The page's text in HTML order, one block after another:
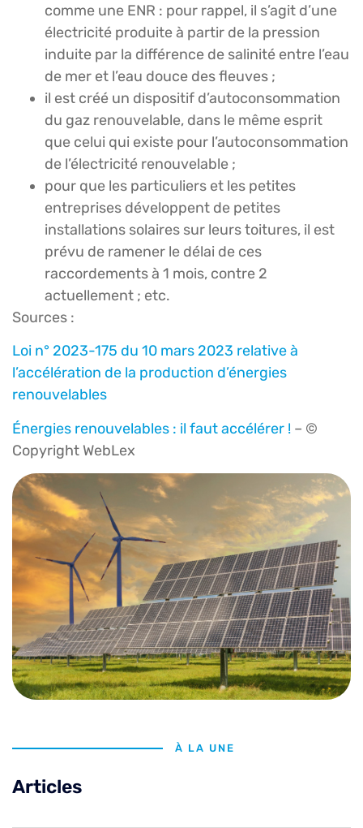
comme une ENR : pour rappel, il s’agit d’une
électricité produite à partir de la pression
induite par la différence de salinité entre l’eau
de mer et l’eau douce des fleuves ;
il est créé un dispositif d’autoconsommation
du gaz renouvelable, dans le même esprit
que celui qui existe pour l’autoconsommation
de l’électricité renouvelable ;
pour que les particuliers et les petites
entreprises développent de petites
installations solaires sur leurs toitures, il est
prévu de ramener le délai de ces
raccordements à 1 mois, contre 2
actuellement ; etc.
Sources :
Loi n° 2023-175 du 10 mars 2023 relative à
l’accélération de la production d’énergies
renouvelables
Énergies renouvelables : il faut accélérer ! – ©
Copyright WebLex
À LA UNE
Articles